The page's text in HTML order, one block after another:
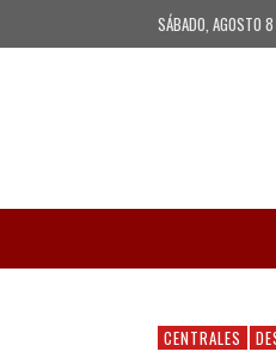
SÁBADO, AGOSTO
CENTRALES